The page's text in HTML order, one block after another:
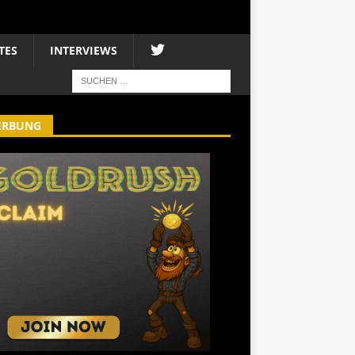
INTERVIEWS